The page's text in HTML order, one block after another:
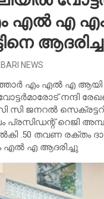
എൽ എ എം
NEWS
എം എൽ എ ആയി
നന്ദി
സി ജനറൽ
പ്രസിഡന്റ് റെജി
.50 തവണ രക്തം
എൽ എ ആദരിച്ചു